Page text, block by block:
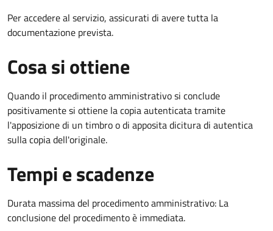
Per accedere al servizio, assicurati di avere tutta la
documentazione prevista.
Cosa si ottiene
Quando il procedimento amministrativo si conclude
positivamente si ottiene la copia autenticata tramite
l'apposizione di un timbro o di apposita dicitura di autentica
sulla copia dell'originale.
Tempi e scadenze
Durata massima del procedimento amministrativo: La
conclusione del procedimento è immediata.